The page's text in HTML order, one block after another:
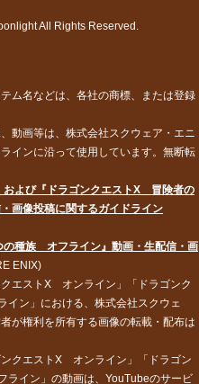
All Rights Reserved.
ム名などは、各社の商標、または登録
動画等は、株式会社スクウェア・エニ
インに沿って使用しています。無断転
および『ドラゴンクエストX 冒険者の
画像投稿に関するガイドライン
の種族 オフライン』動画・生配信・画
ENIX)
エストX オンライン」「ドラゴンク
ン」における、株式会社スクウェ
が権利を所有する画像の転載・配布は
クエストX オンライン」「ドラゴン
イン」の動画は、YouTubeのサービ